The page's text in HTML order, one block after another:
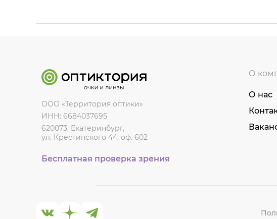
ООО «Территория оптики»
ИНН: 6684037695
620073, Екатеринбург,
ул. Крестинского 44, оф. 602
Бесплатная проверка зрения
О
О нас